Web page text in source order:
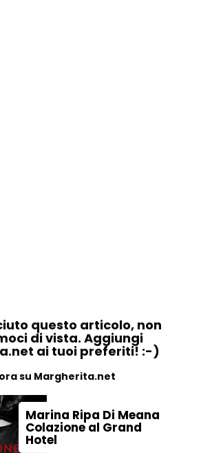
questo articolo, non
di vista. Aggiungi
ai tuoi preferiti! :-)
su Margherita.net
Marina Ripa Di Meana
Colazione al Grand
Hotel